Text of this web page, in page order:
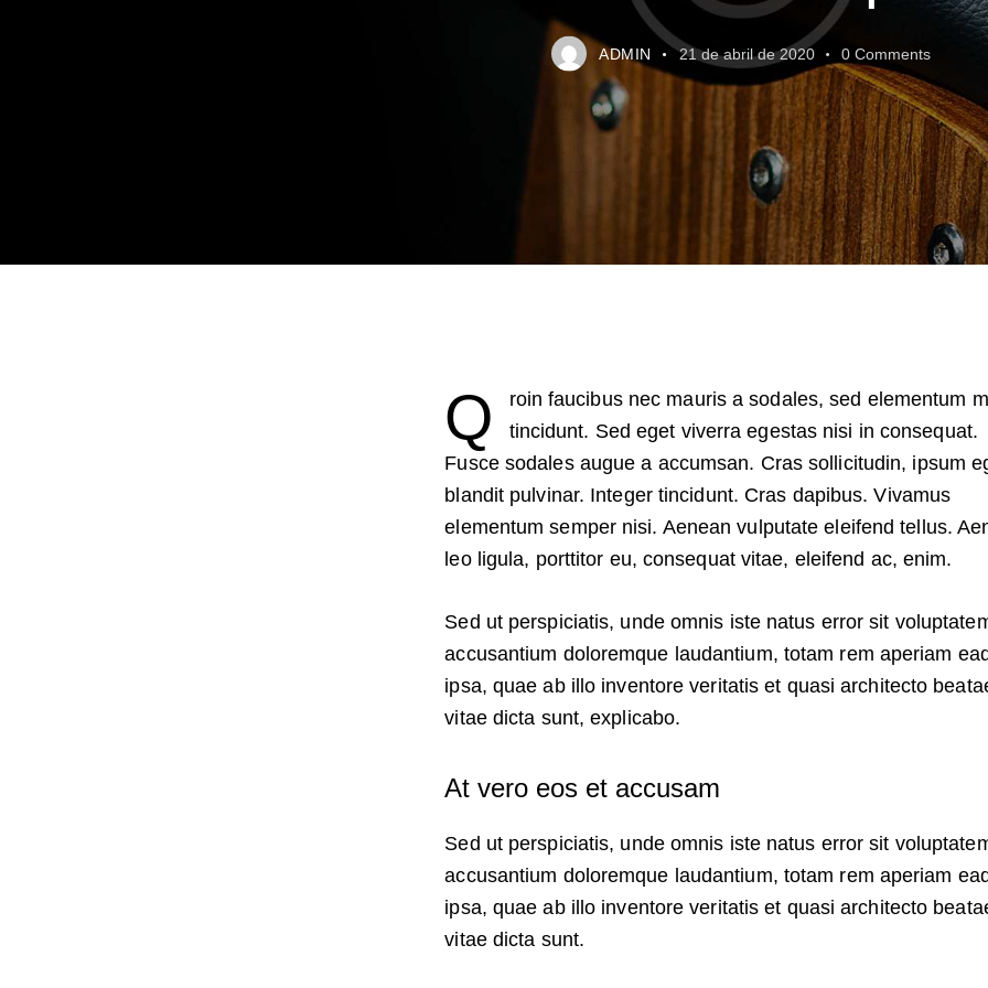
ADMIN 21 de abril de 2020 0 Comments
Q
roin faucibus nec mauris a sodales, sed elementum
tincidunt. Sed eget viverra egestas nisi in consequat.
Fusce sodales augue a accumsan. Cras sollicitudin, ipsum
blandit pulvinar. Integer tincidunt. Cras dapibus. Vivamus
elementum semper nisi. Aenean vulputate eleifend tellus.
leo ligula, porttitor eu, consequat vitae, eleifend ac, enim.
Sed ut perspiciatis, unde omnis iste natus error sit
accusantium doloremque laudantium, totam rem aperiam
ipsa, quae ab illo inventore veritatis et quasi architecto
vitae dicta sunt, explicabo.
At vero eos et accusam
Sed ut perspiciatis, unde omnis iste natus error sit
accusantium doloremque laudantium, totam rem aperiam
ipsa, quae ab illo inventore veritatis et quasi architecto
vitae dicta sunt.